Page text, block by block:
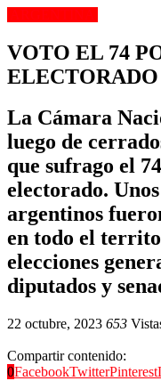
VOTO EL 74
ELECTORADO
La Cámara
luego de
que sufrago el
electorado.
argentinos
en todo el
elecciones
diputados y
22 octubre, 2023 653
Compartir contenido:
0FacebookTwitterPinterest